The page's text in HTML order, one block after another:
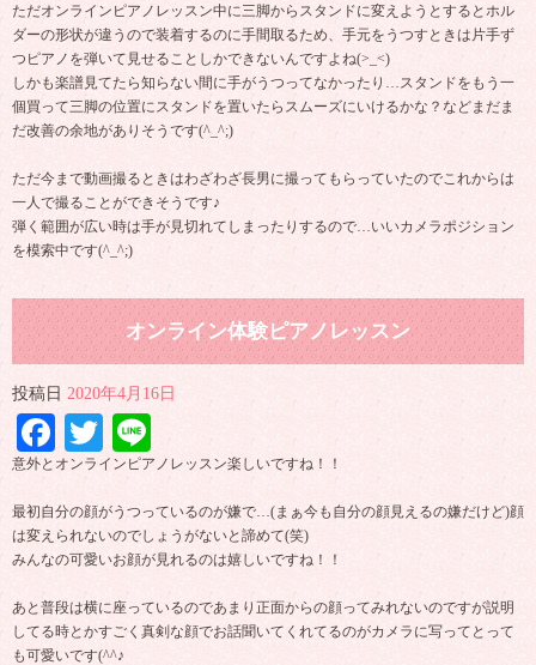
ただオンラインピアノレッスン中に三脚からスタンドに変えようとするとホル
ダーの形状が違うので装着するのに手間取るため、手元をうつすときは片手ず
つピアノを弾いて見せることしかできないんですよね(>_<)
しかも楽譜見てたら知らない間に手がうつってなかったり…スタンドをもう一
個買って三脚の位置にスタンドを置いたらスムーズにいけるかな？などまだま
だ改善の余地がありそうです(^_^;)
ただ今まで動画撮るときはわざわざ長男に撮ってもらっていたのでこれからは
一人で撮ることができそうです♪
弾く範囲が広い時は手が見切れてしまったりするので…いいカメラポジション
を模索中です(^_^;)
オンライン体験ピアノレッスン
投稿日 2020年4月16日
Facebook
Twitter
意外とオンラインピアノレッスン楽しいですね！！
最初自分の顔がうつっているのが嫌で…(まぁ今も自分の顔見えるの嫌だけど)顔
は変えられないのでしょうがないと諦めて(笑)
みんなの可愛いお顔が見れるのは嬉しいですね！！
あと普段は横に座っているのであまり正面からの顔ってみれないのですが説明
してる時とかすごく真剣な顔でお話聞いてくれてるのがカメラに写ってとって
も可愛いです(^^♪